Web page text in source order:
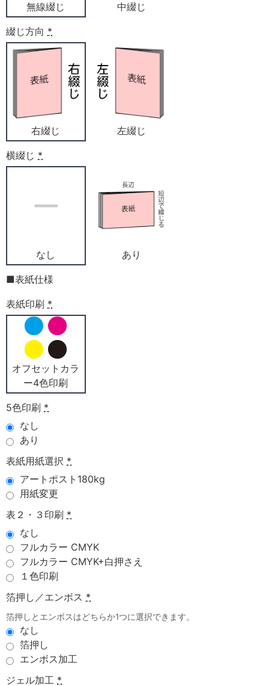
無線綴じ 中綴じ
綴じ方向 *
右綴じ 左綴じ
横綴じ *
なし あり
■表紙仕様
表紙印刷 *
オフセットカラ
ー4色印刷
5色印刷 *
なし
あり
表紙用紙選択 *
アートポスト180kg
用紙変更
表２・３印刷 *
なし
フルカラー CMYK
フルカラー CMYK+白押さえ
１色印刷
箔押し／エンボス *
箔押しとエンボスはどちらか1つに選択できます。
なし
箔押し
エンボス加工
ジェル加工 *